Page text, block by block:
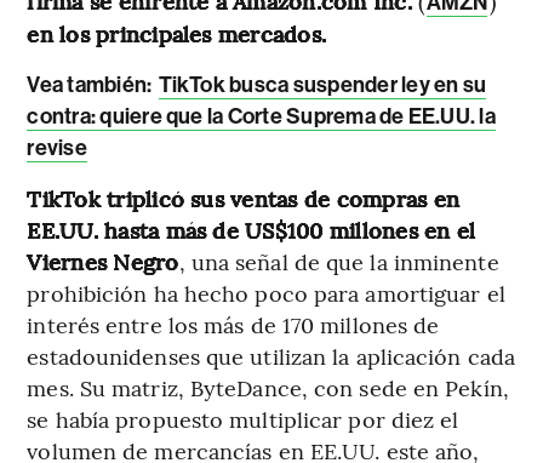
en los principales mercados.
Vea también: TikTok busca suspender ley en su
contra: quiere que la Corte Suprema de EE.UU. la
revise
TikTok triplicó sus ventas de compras en
EE.UU. hasta más de US$100 millones en el
Viernes Negro, una señal de que la inminente
prohibición ha hecho poco para amortiguar el
interés entre los más de 170 millones de
estadounidenses que utilizan la aplicación cada
mes. Su matriz, ByteDance, con sede en Pekín,
se había propuesto multiplicar por diez el
volumen de mercancías en EE.UU. este año,